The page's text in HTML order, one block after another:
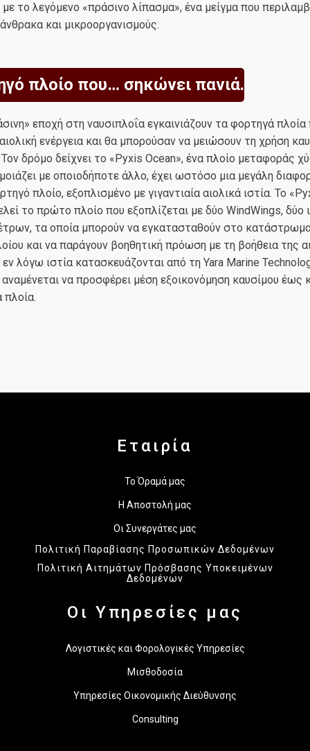
το λεγόμενο «πράσινο λίπασμα», ένα μείγμα που
και μικροοργανισμούς.
πλοίο που… σηκώνει πανιά.
εποχή στη ναυσιπλοΐα εγκαινιάζουν τα φορτηγά πλοία
ενέργεια και θα μπορούσαν να μειώσουν τη χρήση
δρόμο δείχνει το «Pyxis Ocean», ένα πλοίο μεταφοράς
με οποιοδήποτε άλλο, έχει ωστόσο μια μεγάλη
πλοίο, εξοπλισμένο με γιγαντιαία αιολικά ιστία. Το
το πρώτο πλοίο που εξοπλίζεται με δύο WindWings, δύο
τα οποία μπορούν να εγκατασταθούν στο
και να παράγουν βοηθητική πρόωση με τη βοήθεια της
εν λόγω ιστία κατασκευάζονται από τη Yara Marine
να προσφέρει μέση εξοικονόμηση καυσίμου έως
πλοία.
Εταιρία
Το Όραμά μας
Η Αποστολή μας
Οι Συνεργάτες μας
Πολιτική Παραβίασης Προσωπικών Δεδομένων
Πολιτική Αιτημάτων Πρόσβασης Υποκειμένων
Δεδομένων
Οι Υπηρεσίες μας
Λογιστικές και Φορολογικές Υπηρεσίες
Μισθοδοσία
Υπηρεσίες Οικονομικής Διεύθυνσης
Consulting